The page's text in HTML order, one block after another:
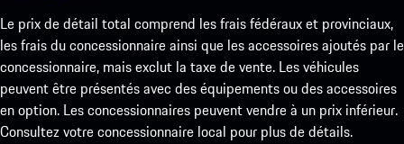
Le prix de détail total comprend les frais fédéraux et provinciaux,
les frais du concessionnaire ainsi que les accessoires ajoutés par le
concessionnaire, mais exclut la taxe de vente. Les véhicules
peuvent être présentés avec des équipements ou des accessoires
en option. Les concessionnaires peuvent vendre à un prix inférieur.
Consultez votre concessionnaire local pour plus de détails.